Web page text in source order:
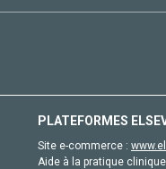
PLATEFORMES
Site e-commerce :
Aide à la pratique